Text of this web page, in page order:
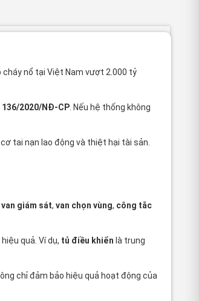
cháy nổ tại Việt Nam vượt 2.000 tỷ
136/2020/NĐ-CP . Nếu hệ thống không
tai nạn lao động và thiệt hại tài sản.
van giám sát, van chọn vùng, công tắc
quả. Ví dụ, tủ điều khiển là trung
chỉ đảm bảo hiệu quả hoạt động của